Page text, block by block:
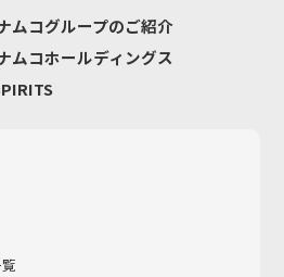
ムコグループのご紹介
ムコホールディングス